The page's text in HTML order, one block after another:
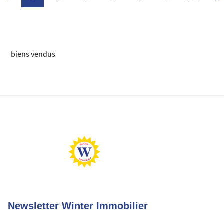
biens vendus
Newsletter Winter Immobilier